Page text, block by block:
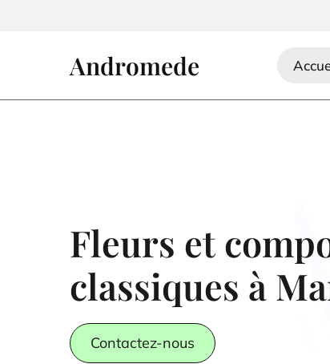
Andromede
Fleurs et
classiques à
Contactez-nous